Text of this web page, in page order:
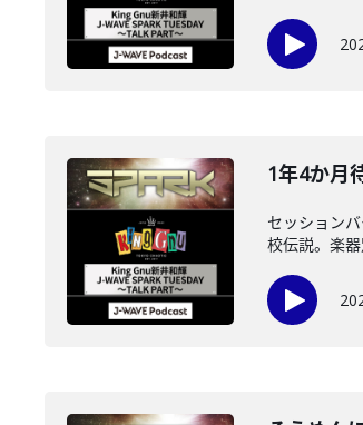
1年4か月
セッション
校伝説。楽